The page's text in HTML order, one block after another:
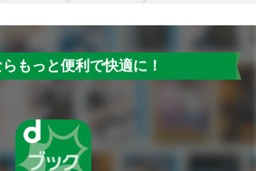
もっと便利で快適に！